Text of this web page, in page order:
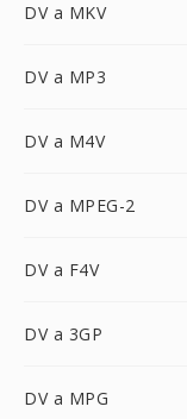
DV a MKV
DV a MP3
DV a M4V
DV a MPEG-2
DV a F4V
DV a 3GP
DV a MPG